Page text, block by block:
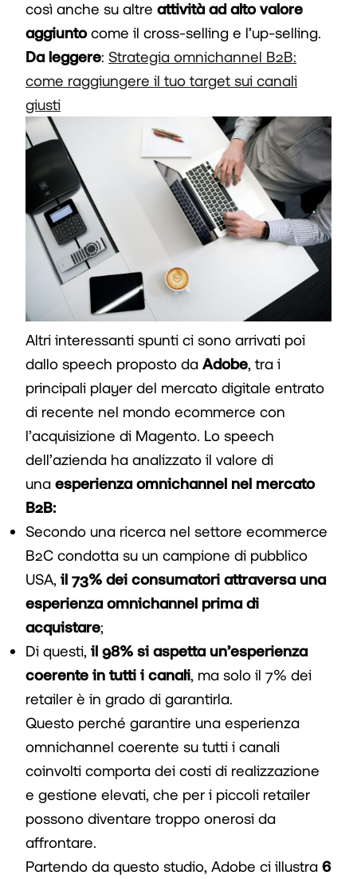
così anche su altre attività ad alto valore
aggiuntocome il cross-selling e l’up-selling.
Da leggere: Strategia omnichannel B2B:
come raggiungere il tuo target sui canali
giusti
Altri interessanti spunti ci sono arrivati poi
dallo speech proposto da Adobe , tra i
principali player del mercato digitale entrato
di recente nel mondo ecommerce con
l’acquisizione di Magento. Lo speech
dell’azienda ha analizzato il valore di
una esperienza omnichannel nel mercato
B2B:
Secondo una ricerca nel settore ecommerce
B2C condotta su un campione di pubblico
USA, il 73% dei consumatori attraversa una
esperienza omnichannel prima di
acquistare;
Di questi, il 98% si aspetta un’esperienza
coerente in tutti i canali , ma solo il 7% dei
retailer è in grado di garantirla.
Questo perché garantire una esperienza
omnichannel coerente su tutti i canali
coinvolti comporta dei costi di realizzazione
e gestione elevati, che per i piccoli retailer
possono diventare troppo onerosi da
affrontare.
Partendo da questo studio, Adobe ci illustra 6